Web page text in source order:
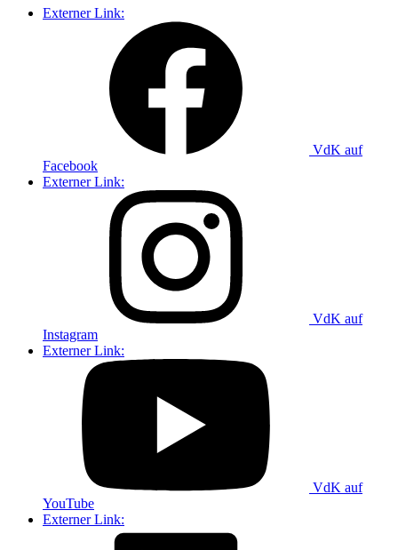
Externer Link:
VdK auf
Facebook
Externer Link:
VdK auf
Instagram
Externer Link:
VdK auf
YouTube
Externer Link: